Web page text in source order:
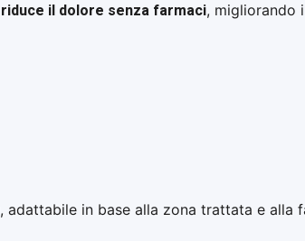
riduce il dolore senza farmaci, migliorando
, adattabile in base alla zona trattata e alla